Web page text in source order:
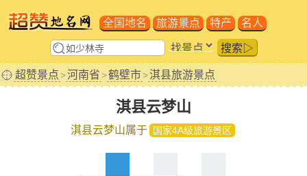
全国地名 旅游景点 特产 名人
搜索▷
超赞景点>河南省>鹤壁市>淇县旅游景点
淇县云梦山
淇县云梦山属于 国家4A级旅游景区